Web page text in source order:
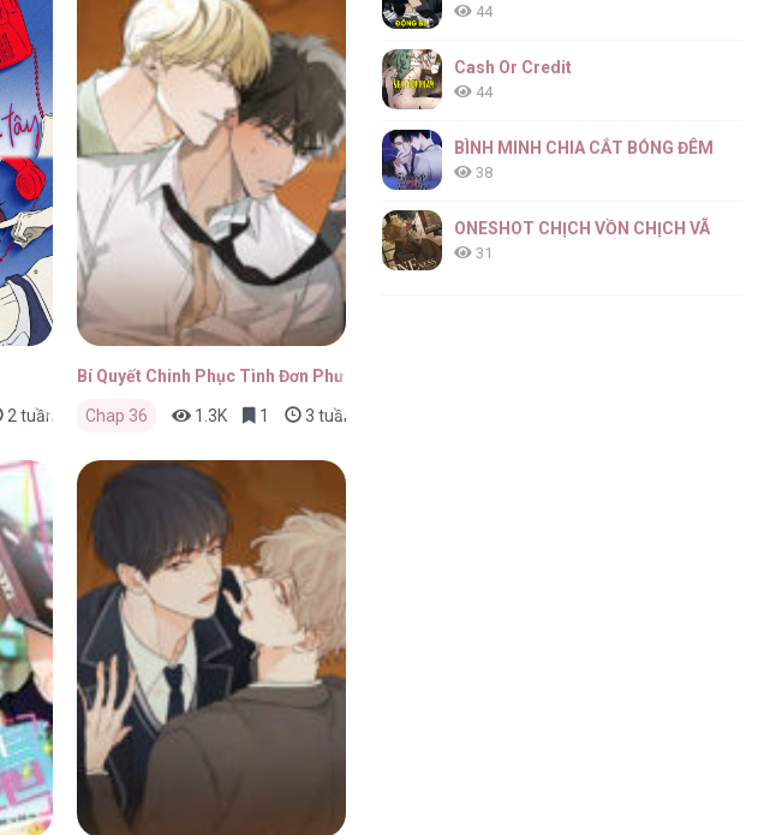
2 tuần trước
Bí Quyết Chinh Phục Tình Đơn Phương
Chap 36 1.3K 1 3 tuần trước
44
Cash Or Credit
44
BÌNH MINH CHIA CẮT BÓNG ĐÊM
38
ONESHOT CHỊCH VỒN CHỊCH VÃ
31